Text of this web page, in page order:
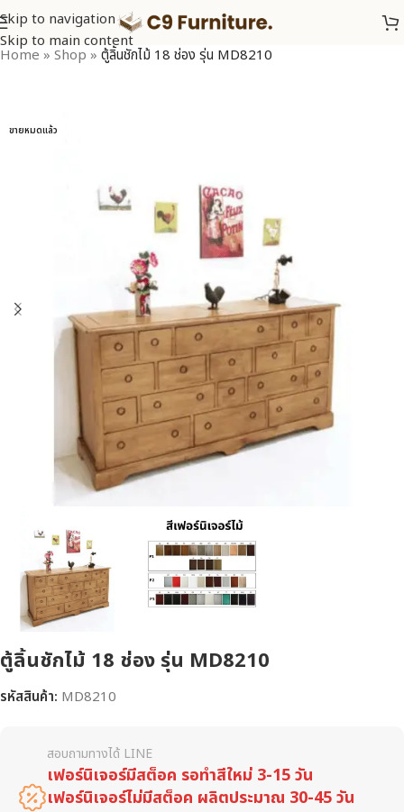
Skip to navigation
Skip to main content
Home » Shop » ตู้ลิ้นชักไม้ 18 ช่อง รุ่น MD8210
ขายหมดแล้ว
ตู้ลิ้นชักไม้ 18 ช่อง รุ่น MD8210
รหัสสินค้า: MD8210
สอบถามทางได้ LINE
เฟอร์นิเจอร์มีสต็อค รอทำสีใหม่ 3-15 วัน
เฟอร์นิเจอร์ไม่มีสต็อค ผลิตประมาณ 30-45 วัน